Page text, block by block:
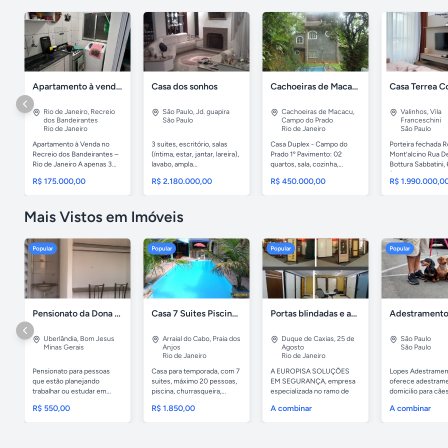
Apartamento à venda na praia Recreio - RJ
Rio de Janeiro, Recreio
dos Bandeirantes
Rio de Janeiro
Apartamento à Venda no
Recreio dos Bandeirantes –
Rio de Janeiro A apenas 3...
R$ 175.000,00
Casa dos sonhos
São Paulo,Jd. guapira
São Paulo
3 suites, escritório, salas
(íntima, estar, jantar, lareira),
lavabo, ampla...
R$ 2.180.000,00
Cachoeiras de Macacu - Casa Duplex
Cachoeiras de Macacu,
Campo do Prado
Rio de Janeiro
Casa Duplex - Campo do
Prado 1º Pavimento: 02
quartos, sala, cozinha,...
R$ 450.000,00
Valinhos,Vila
Franceschini
São Paulo
Porteira fechada
Mont’alcino Rua
Bottura Sabbatini,
(Lote...
R$
Mais Vistos em Imóveis
Popular
Pensionato da Dona Maria - Uberlândia/MG
Uberlândia, Bom Jesus
Minas Gerais
Pensionato para pessoas
que estão planejando
trabalhar ou estudar em...
R$ 550,00
Popular
Casa 7 Suites Piscina - Praia dos Anjos
Arraial do Cabo, Praia dos
Anjos
Rio de Janeiro
Casa para temporada, com 7
suites, máximo 20 pessoas,
piscina, churrasqueira,...
R$ 1.850,00
Popular
Portas blindadas e anti-arrombamento Europisa
Duque de Caxias,25 de
Agosto
Rio de Janeiro
A EUROPISA SOLUÇÕES
EM SEGURANÇA, empresa
especializada no ramo de
A combinar
Popular
São Paulo
São Paulo
Lopes
oferece
domicilio para
A combinar